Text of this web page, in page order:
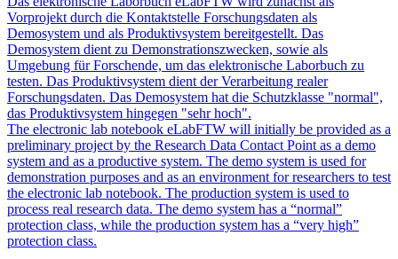
Vorprojekt durch die Kontaktstelle Forschungsdaten als
Demosystem und als Produktivsystem bereitgestellt. Das
Demosystem dient zu Demonstrationszwecken, sowie als
Umgebung für Forschende, um das elektronische Laborbuch zu
testen. Das Produktivsystem dient der Verarbeitung realer
Forschungsdaten. Das Demosystem hat die Schutzklasse "normal",
das Produktivsystem hingegen "sehr hoch".
The electronic lab notebook eLabFTW will initially be provided as a
preliminary project by the Research Data Contact Point as a demo
system and as a productive system. The demo system is used for
demonstration purposes and as an environment for researchers to test
the electronic lab notebook. The production system is used to
process real research data. The demo system has a “normal”
protection class, while the production system has a “very high”
protection class.